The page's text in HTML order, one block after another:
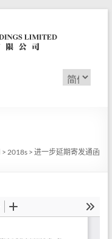
选
择
>2018s >进一步延期寄发通函